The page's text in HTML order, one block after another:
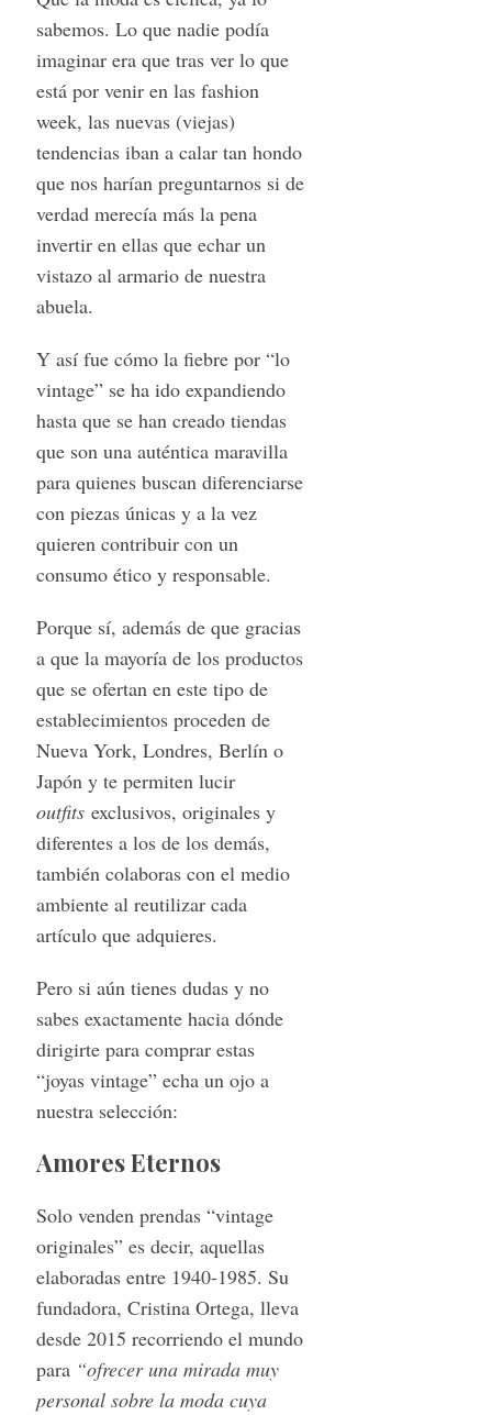
sabemos. Lo que nadie podía
imaginar era que tras ver lo que
está por venir en las fashion
week, las nuevas (viejas)
tendencias iban a calar tan hondo
que nos harían preguntarnos si de
verdad merecía más la pena
invertir en ellas que echar un
vistazo al armario de nuestra
abuela.
Y así fue cómo la fiebre por “lo
vintage” se ha ido expandiendo
hasta que se han creado tiendas
que son una auténtica maravilla
para quienes buscan diferenciarse
con piezas únicas y a la vez
quieren contribuir con un
consumo ético y responsable.
Porque sí, además de que gracias
a que la mayoría de los productos
que se ofertan en este tipo de
establecimientos proceden de
Nueva York, Londres, Berlín o
Japón y te permiten lucir
outfits exclusivos, originales y
diferentes a los de los demás,
también colaboras con el medio
ambiente al reutilizar cada
artículo que adquieres.
Pero si aún tienes dudas y no
sabes exactamente hacia dónde
dirigirte para comprar estas
“joyas vintage” echa un ojo a
nuestra selección:
Amores Eternos
Solo venden prendas “vintage
originales” es decir, aquellas
elaboradas entre 1940-1985. Su
fundadora, Cristina Ortega, lleva
desde 2015 recorriendo el mundo
para “ofrecer una mirada muy
personal sobre la moda cuya